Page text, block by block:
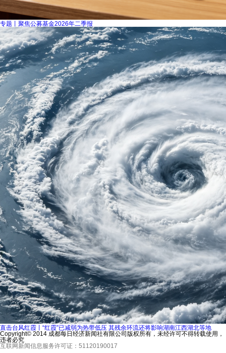
专题丨聚焦公募基金2026年二季报
直击台风红霞丨“红霞”已减弱为热带低压 其残余环流还将影响湖南江西湖北等地
Copyright© 2014 成都每日经济新闻社有限公司版权所有，未经许可不得转载使用，
违者必究
互联网新闻信息服务许可证：51120190017